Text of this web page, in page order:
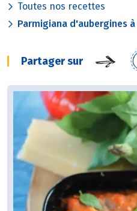
Toutes nos recettes
Parmigiana d'aubergines
Partager sur